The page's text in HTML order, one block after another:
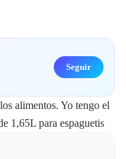
Seguir
alimentos. Yo tengo el
1,65L para espaguetis